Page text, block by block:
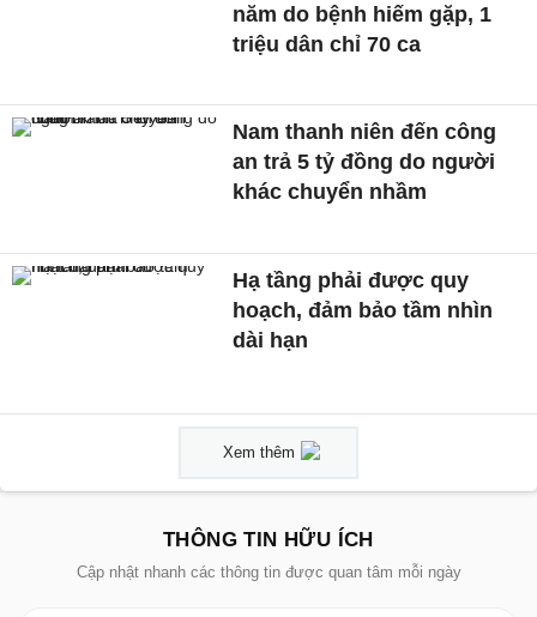
năm do bệnh hiếm gặp, 1
triệu dân chỉ 70 ca
Nam thanh niên đến công
an trả 5 tỷ đồng do người
khác chuyển nhầm
Hạ tầng phải được quy
hoạch, đảm bảo tầm nhìn
dài hạn
Xem thêm
THÔNG TIN HỮU ÍCH
Cập nhật nhanh các thông tin được quan tâm mỗi ngày